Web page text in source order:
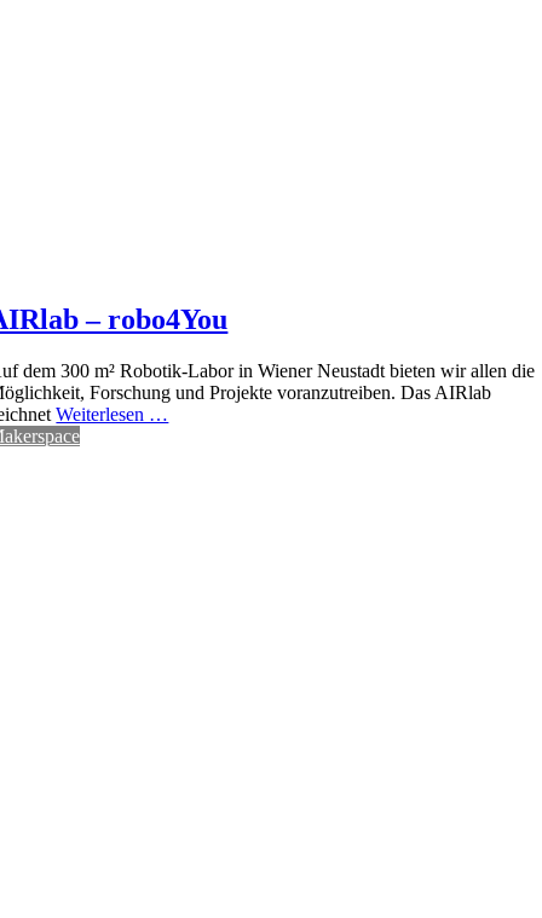
– robo4You
dem 300 m² Robotik-Labor in Wiener Neustadt bieten wir allen die
Forschung und Projekte voranzutreiben. Das AIRlab
Weiterlesen …